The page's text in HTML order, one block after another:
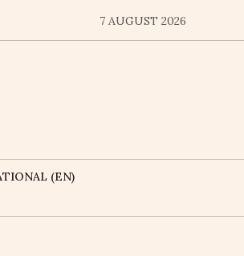
7 AUGUST 2026
(EN)